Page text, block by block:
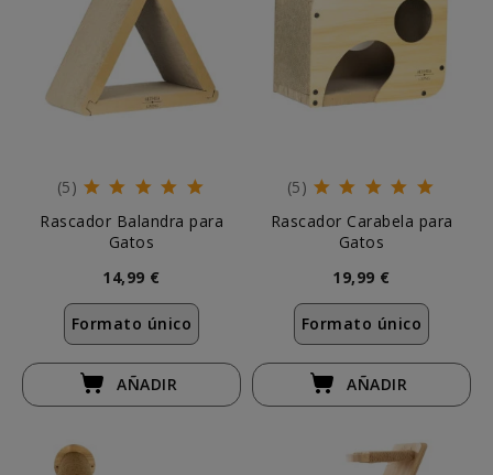
(5)
Rascador Balandra para
Gatos
14,99 €
Formato único
AÑADIR
(5)
Rascador Carabela para
Gatos
19,99 €
Formato único
AÑADIR